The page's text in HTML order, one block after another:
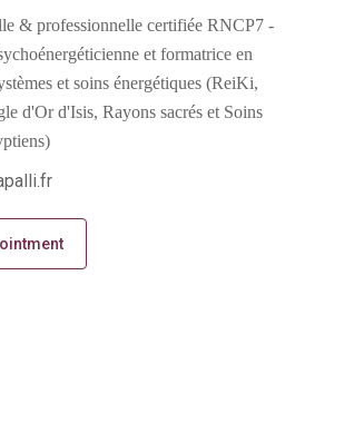
& professionnelle certifiée RNCP7 -
et formatrice en
et soins énergétiques (ReiKi,
d'Or d'Isis, Rayons sacrés et Soins